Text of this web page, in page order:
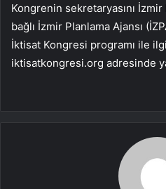
Kongrenin sekretaryasını
bağlı İzmir Planlama Ajansı
İktisat Kongresi programı ile
iktisatkongresi.org adresinde